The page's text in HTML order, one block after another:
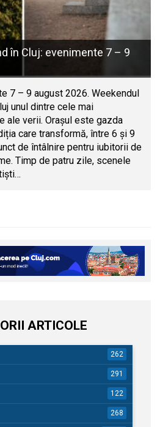
în Cluj: evenimente 7 – 9
7 – 9 august 2026. Weekendul
unul dintre cele mai
ale verii. Orașul este gazda
care transformă, între 6 și 9
de întâlnire pentru iubitorii de
Timp de patru zile, scenele
ARTICOLE
262
291
122
268